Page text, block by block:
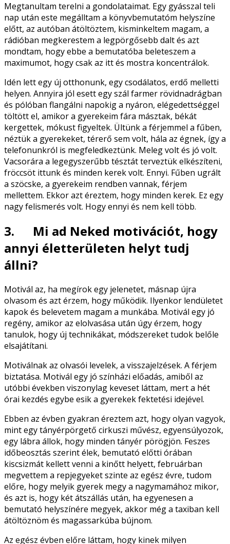
Megtanultam terelni a gondolataimat. Egy gyásszal teli
nap után este megálltam a könyvbemutatóm helyszíne
előtt, az autóban átöltöztem, kisminkeltem magam, a
rádióban megkerestem a legpörgősebb dalt és azt
mondtam, hogy ebbe a bemutatóba beleteszem a
maximumot, hogy csak az itt és mostra koncentrálok.
Idén lett egy új otthonunk, egy csodálatos, erdő melletti
helyen. Annyira jól esett egy szál farmer rövidnadrágban
és pólóban flangálni napokig a nyáron, elégedettséggel
töltött el, amikor a gyerekeim fára másztak, békát
kergettek, mókust figyeltek. Ültünk a férjemmel a fűben,
néztük a gyerekeket, térerő sem volt, hála az égnek, így a
telefonunkról is megfeledkeztünk. Meleg volt és jó volt.
Vacsorára a legegyszerűbb tésztát terveztük elkészíteni,
fröccsöt ittunk és minden kerek volt. Ennyi. Fűben ugrált
a szöcske, a gyerekeim rendben vannak, férjem
mellettem. Ekkor azt éreztem, hogy minden kerek. Ez egy
nagy felismerés volt. Hogy ennyi és nem kell több.
3. Mi ad Neked motivációt, hogy
annyi életterületen helyt tudj
állni?
Motivál az, ha megírok egy jelenetet, másnap újra
olvasom és azt érzem, hogy működik. Ilyenkor lendületet
kapok és belevetem magam a munkába. Motivál egy jó
regény, amikor az elolvasása után úgy érzem, hogy
tanulok, hogy új technikákat, módszereket tudok belőle
elsajátítani.
Motiválnak az olvasói levelek, a visszajelzések. A férjem
biztatása. Motivál egy jó színházi előadás, amiből az
utóbbi években viszonylag keveset láttam, mert a hét
órai kezdés egybe esik a gyerekek fektetési idejével.
Ebben az évben gyakran éreztem azt, hogy olyan vagyok,
mint egy tányérpörgető cirkuszi művész, egyensúlyozok,
egy lábra állok, hogy minden tányér pörögjön. Feszes
időbeosztás szerint élek, bemutató előtti órában
kiscsizmát kellett venni a kinőtt helyett, februárban
megvettem a repjegyeket szinte az egész évre, tudom
előre, hogy melyik gyerek megy a nagymamához mikor,
és azt is, hogy két átszállás után, ha egyenesen a
bemutató helyszínére megyek, akkor még a taxiban kell
átöltöznöm és magassarkúba bújnom.
Az egész évben előre láttam, hogy kinek milyen